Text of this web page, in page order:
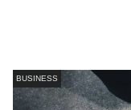
BUSINESS